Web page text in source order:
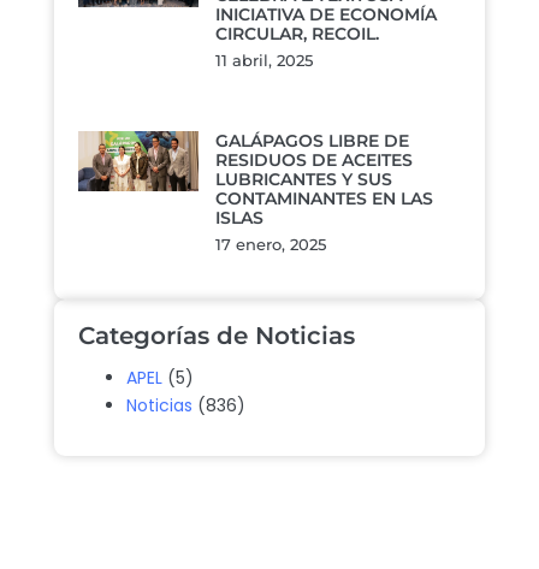
INICIATIVA DE ECONOMÍA
CIRCULAR, RECOIL.
11 abril, 2025
GALÁPAGOS LIBRE DE
RESIDUOS DE ACEITES
LUBRICANTES Y SUS
CONTAMINANTES EN LAS
ISLAS
17 enero, 2025
Categorías de Noticias
APEL (5)
Noticias (836)